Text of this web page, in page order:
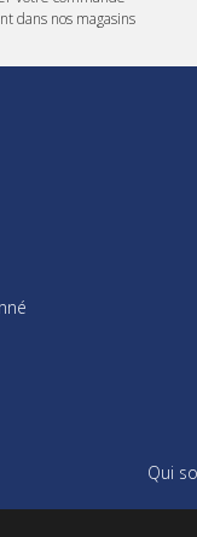
dans nos magasins
Qui